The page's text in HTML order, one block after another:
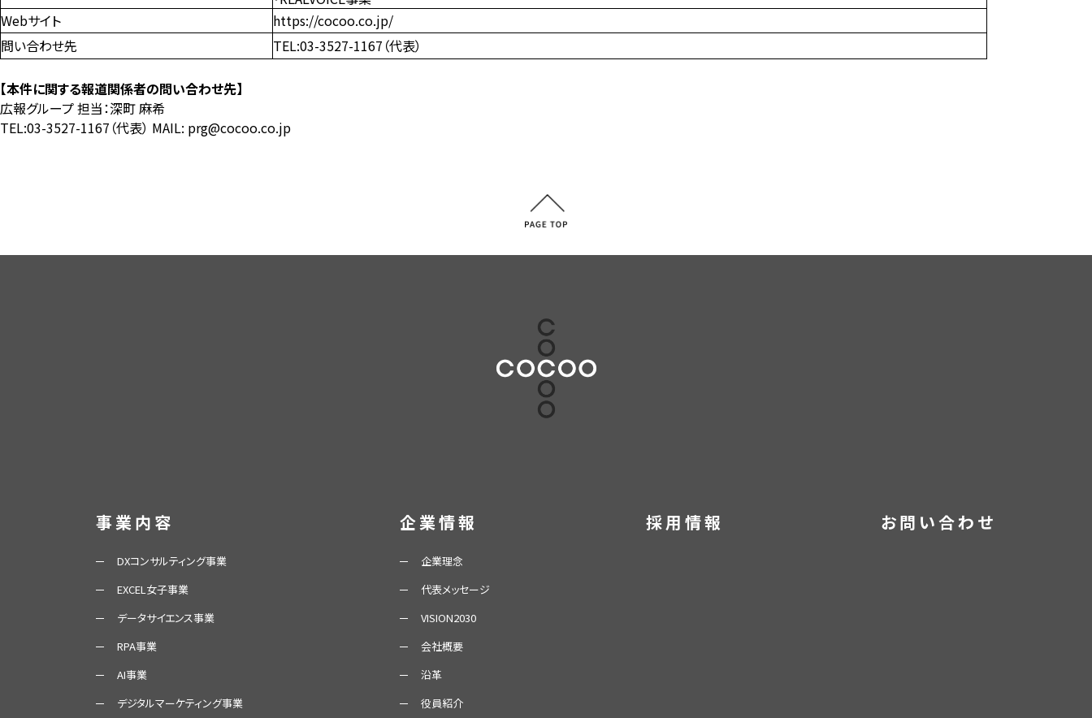
Webサイト
https://cocoo.co.jp/
問い合わせ先
TEL:03-3527-1167（代表）
【本件に関する報道関係者の問い合わせ先】
広報グループ 担当：深町 麻希
TEL:03-3527-1167（代表） MAIL: prg@cocoo.co.jp
事業内容
DXコンサルティング事業
EXCEL女子事業
データサイエンス事業
RPA事業
AI事業
デジタルマーケティング事業
企業情報
企業理念
代表メッセージ
VISION2030
会社概要
沿革
役員紹介
採用情報 お問い合わせ